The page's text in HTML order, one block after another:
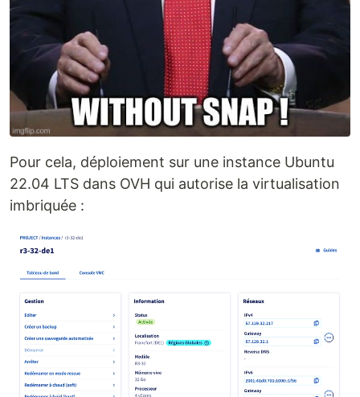
Pour cela, déploiement sur une instance Ubuntu
22.04 LTS dans OVH qui autorise la virtualisation
imbriquée :